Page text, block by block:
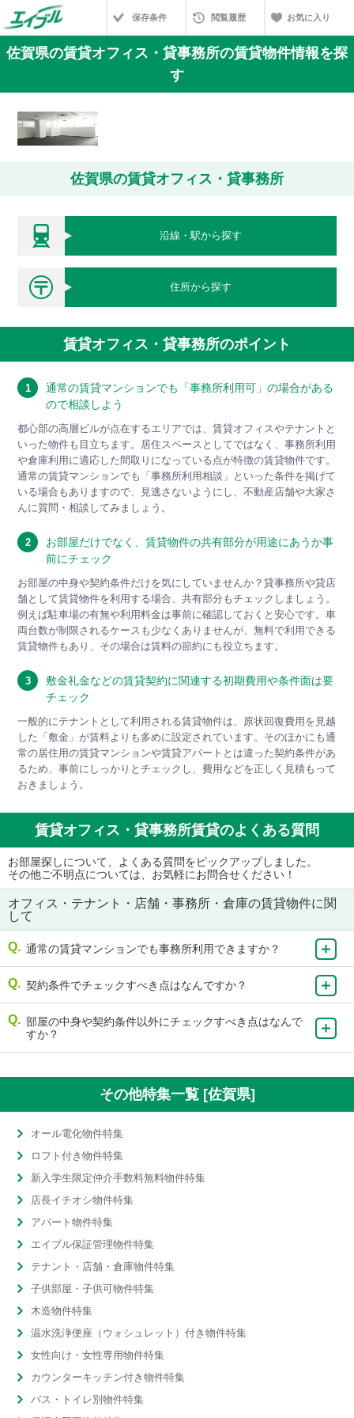
保存条件 閲覧履歴 お気に入り
佐賀県の賃貸オフィス・貸事務所の賃貸物件情報を探
す
佐賀県の賃貸オフィス・貸事務所
沿線・駅から探す
住所から探す
賃貸オフィス・貸事務所のポイント
1
通常の賃貸マンションでも「事務所利用可」の場合がある
ので相談しよう
都心部の高層ビルが点在するエリアでは、賃貸オフィスやテナントと
いった物件も目立ちます。居住スペースとしてではなく、事務所利用
や倉庫利用に適応した間取りになっている点が特徴の賃貸物件です。
通常の賃貸マンションでも「事務所利用相談」といった条件を掲げて
いる場合もありますので、見逃さないようにし、不動産店舗や大家さ
んに質問・相談してみましょう。
2
お部屋だけでなく、賃貸物件の共有部分が用途にあうか事
前にチェック
お部屋の中身や契約条件だけを気にしていませんか？貸事務所や貸店
舗として賃貸物件を利用する場合、共有部分もチェックしましょう。
例えば駐車場の有無や利用料金は事前に確認しておくと安心です。車
両台数が制限されるケースも少なくありませんが、無料で利用できる
賃貸物件もあり、その場合は賃料の節約にも役立ちます。
3
敷金礼金などの賃貸契約に関連する初期費用や条件面は要
チェック
一般的にテナントとして利用される賃貸物件は、原状回復費用を見越
した「敷金」が賃料よりも多めに設定されています。そのほかにも通
常の居住用の賃貸マンションや賃貸アパートとは違った契約条件があ
るため、事前にしっかりとチェックし、費用などを正しく見積もって
おきましょう。
賃貸オフィス・貸事務所賃貸のよくある質問
お部屋探しについて、よくある質問をピックアップしました。
その他ご不明点については、お気軽にお問合せください！
オフィス・テナント・店舗・事務所・倉庫の賃貸物件に関
して
通常の賃貸マンションでも事務所利用できますか？
契約条件でチェックすべき点はなんですか？
部屋の中身や契約条件以外にチェックすべき点はなんで
すか？
その他特集一覧 [佐賀県]
オール電化物件特集
ロフト付き物件特集
新入学生限定仲介手数料無料物件特集
店長イチオシ物件特集
アパート物件特集
エイブル保証管理物件特集
テナント・店舗・倉庫物件特集
子供部屋・子供可物件特集
木造物件特集
温水洗浄便座（ウォシュレット）付き物件特集
女性向け・女性専用物件特集
カウンターキッチン付き物件特集
バス・トイレ別物件特集